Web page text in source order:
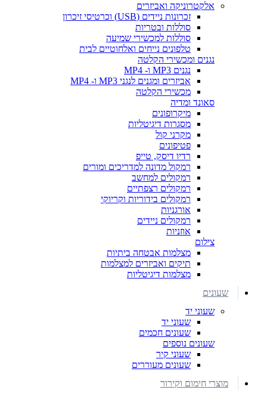
אלקטרוניקה ואביזרים
זכרונות ניידים (USB) וכרטיסי זיכרון
סוללות ובטריות
סוללות למכשירי שמיעה
טלפונים נייחים ואלחוטיים לבית
נגנים ומכשירי הקלטה
נגנים MP3 ו- MP4
אביזרים ומגנים לנגני MP3 ו- MP4
מכשירי הקלטה
סאונד ומדיה
מיקרופונים
מסגרות דיגיטליות
מקרני קול
פטיפונים
רדיו דיסק, טייפ
רמקול מדונה למדריכים ומורים
רמקולים למחשב
רמקולים רצפתיים
רמקולים בידוריות וקריוקי
אורגניות
רמקולים ניידים
אוזניות
צילום
מצלמות אבטחה ביתיות
תיקים ואביזרים למצלמות
מצלמות דיגיטליות
שעונים
שעוני יד
שעוני יד
שעונים חכמים
שעונים נוספים
שעוני קיר
שעונים מעוררים
מוצרי חימום וקירור